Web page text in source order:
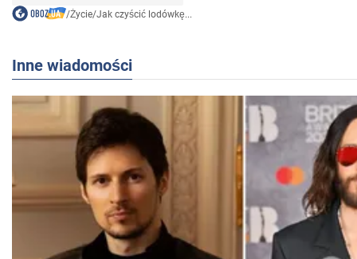
/Życie/Jak czyścić lodówkę...
Inne wiadomości